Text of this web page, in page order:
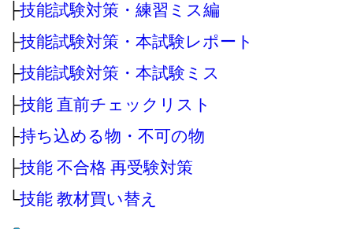
├技能試験対策・練習ミス編
├技能試験対策・本試験レポート
├技能試験対策・本試験ミス
├技能 直前チェックリスト
├持ち込める物・不可の物
├技能 不合格 再受験対策
└技能 教材買い替え